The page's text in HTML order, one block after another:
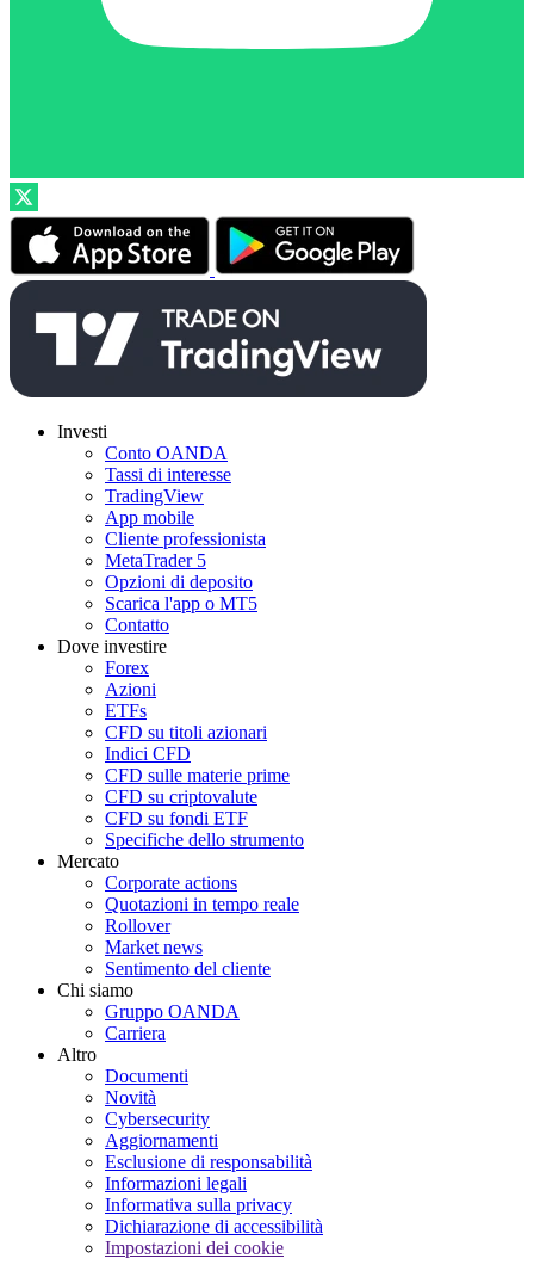
Investi
Conto OANDA
Tassi di interesse
TradingView
App mobile
Cliente professionista
MetaTrader 5
Opzioni di deposito
Scarica l'app o MT5
Contatto
Dove investire
Forex
Azioni
ETFs
CFD su titoli azionari
Indici CFD
CFD sulle materie prime
CFD su criptovalute
CFD su fondi ETF
Specifiche dello strumento
Mercato
Corporate actions
Quotazioni in tempo reale
Rollover
Market news
Sentimento del cliente
Chi siamo
Gruppo OANDA
Carriera
Altro
Documenti
Novità
Cybersecurity
Aggiornamenti
Esclusione di responsabilità
Informazioni legali
Informativa sulla privacy
Dichiarazione di accessibilità
Impostazioni dei cookie